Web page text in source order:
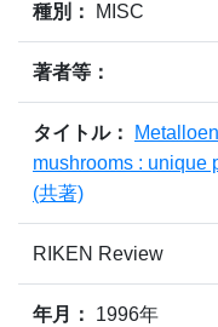
種別： MISC
著者等：
タイトル：
mushrooms : unique
(共著)
RIKEN Review
年月： 1996年